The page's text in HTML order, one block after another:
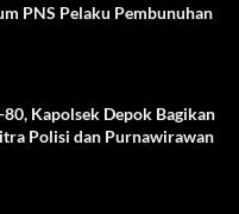
PNS Pelaku Pembunuhan
Kapolsek Depok Bagikan
Polisi dan Purnawirawan